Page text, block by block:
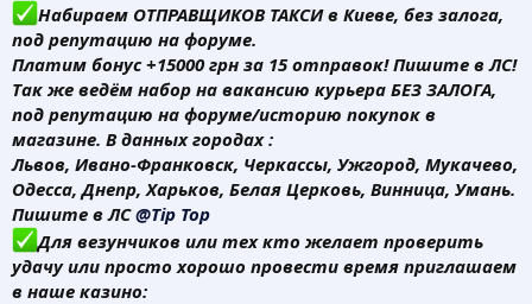
Набираем ОТПРАВЩИКОВ ТАКСИ в Киеве, без залога,
под репутацию на форуме.
Платим бонус +15000 грн за 15 отправок! Пишите в ЛС!
Так же ведём набор на вакансию курьера БЕЗ ЗАЛОГА,
под репутацию на форуме/историю покупок в
магазине. В данных городах :
Львов, Ивано-Франковск, Черкассы, Ужгород, Мукачево,
Одесса, Днепр, Харьков, Белая Церковь, Винница, Умань.
Пишите в ЛС@Tip Top
Для везунчиков или тех кто желает проверить
удачу или просто хорошо провести время приглашаем
в наше казино: